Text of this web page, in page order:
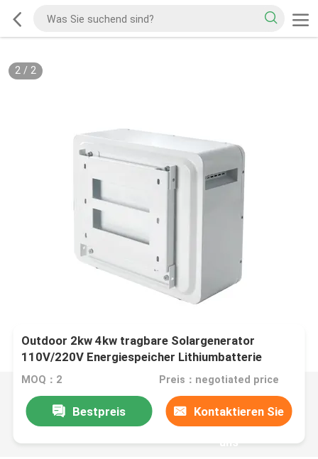
2/ 2
Outdoor 2kw 4kw tragbare Solargenerator
110V/220V Energiespeicher Lithiumbatterie
Kraftwerk
MOQ：2 Preis：negotiated price
Bestpreis Kontaktieren Sie
uns